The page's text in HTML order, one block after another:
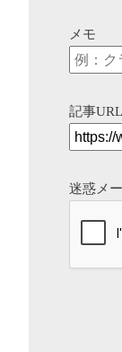
メモ
記事URL
迷惑メ